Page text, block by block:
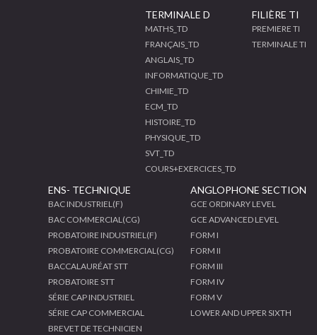
TERMINALE D
MATHS_TD
FRANÇAIS_TD
ANGLAIS_TD
INFORMATIQUE_TD
CHIMIE_TD
ECM_TD
HISTOIRE_TD
PHYSIQUE_TD
SVT_TD
COURS+EXERCICES_TD
FILIÈRE TI
PREMIERE TI
TERMINALE TI
ENS- TECHNIQUE
BAC INDUSTRIEL(F)
BAC COMMERCIAL(CG)
PROBATOIRE INDUSTRIEL(F)
PROBATOIRE COMMERCIAL(CG)
BACCALAURÉAT STT
PROBATOIRE STT
SÉRIE CAP INDUSTRIEL
SÉRIE CAP COMMERCIAL
BREVET DE TECHNICIEN
ANGLOPHONE SECTION
GCE ORDINARY LEVEL
GCE ADVANCED LEVEL
FORM I
FORM II
FORM III
FORM IV
FORM V
LOWER AND UPPER SIXTH